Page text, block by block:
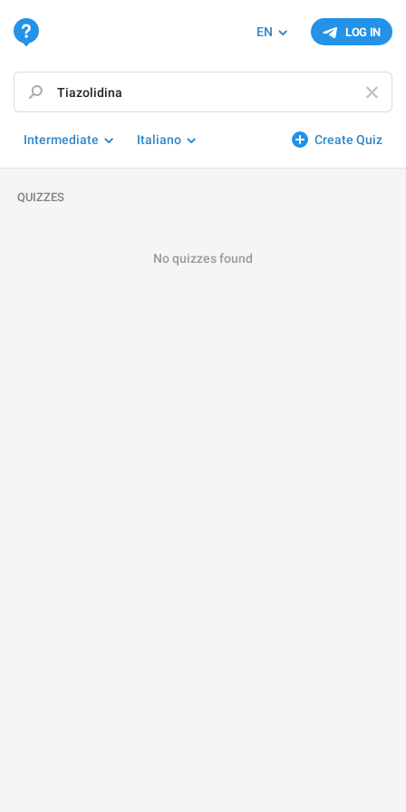
LOG IN
EN
Create Quiz
Intermediate Italiano
QUIZZES
No quizzes found